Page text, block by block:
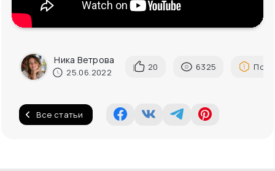
Ника Ветрова
25.06.2022 20 6325
Все статьи